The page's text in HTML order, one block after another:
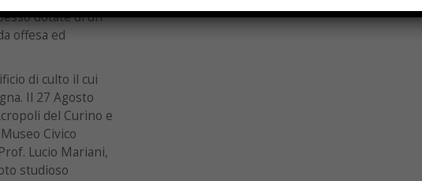
dotate di un
offesa ed
di culto il cui
Il 27 Agosto
del Curino e
Civico
Lucio Mariani,
studioso